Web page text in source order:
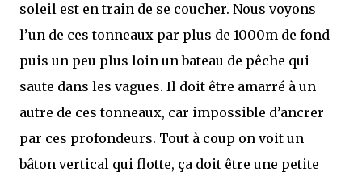
soleil est en train de se coucher. Nous voyons
l’un de ces tonneaux par plus de 1000m de fond
puis un peu plus loin un bateau de pêche qui
saute dans les vagues. Il doit être amarré à un
autre de ces tonneaux, car impossible d’ancrer
par ces profondeurs. Tout à coup on voit un
bâton vertical qui flotte, ça doit être une petite